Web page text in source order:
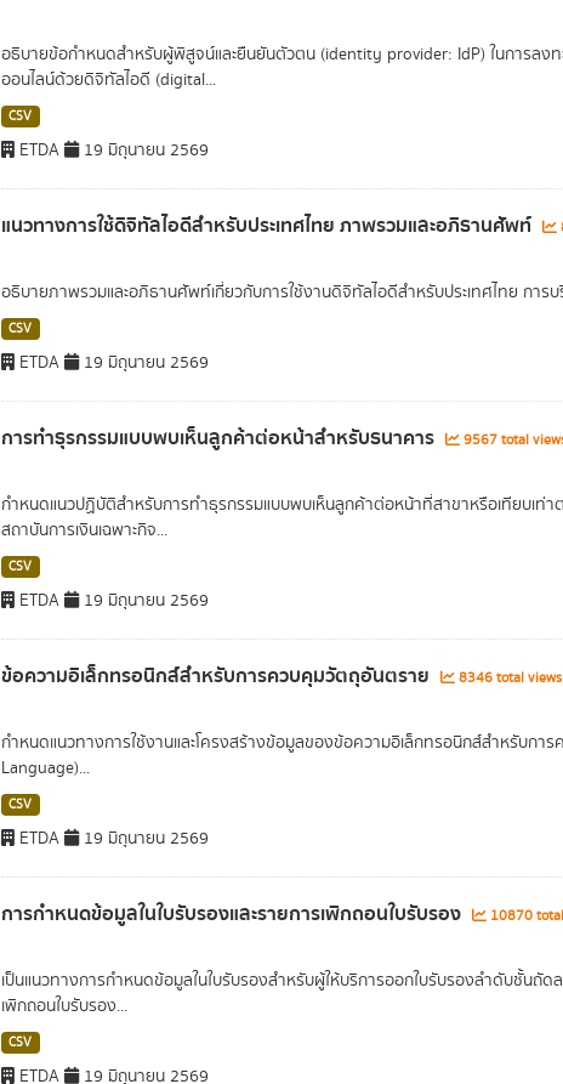
อธิบายข้อกำหนดสำหรับผู้พิสูจน์และยืนยันตัวตน (identity provider: IdP) ในการลง
ออนไลน์ด้วยดิจิทัลไอดี (digital...
CSV
ETDA 19 มิถุนายน 2569
แนวทางการใช้ดิจิทัลไอดีสำหรับประเทศไทย ภาพรวมและอภิธานศัพท์
อธิบายภาพรวมและอภิธานศัพท์เกี่ยวกับการใช้งานดิจิทัลไอดีสำหรับประเทศไทย การ
CSV
ETDA 19 มิถุนายน 2569
การทำธุรกรรมแบบพบเห็นลูกค้าต่อหน้าสำหรับธนาคาร 9567 total
กำหนดแนวปฏิบัติสำหรับการทำธุรกรรมแบบพบเห็นลูกค้าต่อหน้าที่สาขาหรือเทียบเท่
สถาบันการเงินเฉพาะกิจ...
CSV
ETDA 19 มิถุนายน 2569
ข้อความอิเล็กทรอนิกส์สำหรับการควบคุมวัตถุอันตราย 8346 total views
กำหนดแนวทางการใช้งานและโครงสร้างข้อมูลของข้อความอิเล็กทรอนิกส์สำหรับกา
Language)...
CSV
ETDA 19 มิถุนายน 2569
การกำหนดข้อมูลในใบรับรองและรายการเพิกถอนใบรับรอง 10870
เป็นแนวทางการกำหนดข้อมูลในใบรับรองสำหรับผู้ให้บริการออกใบรับรองลำดับชั้นถั
เพิกถอนใบรับรอง...
CSV
ETDA 19 มิถุนายน 2569